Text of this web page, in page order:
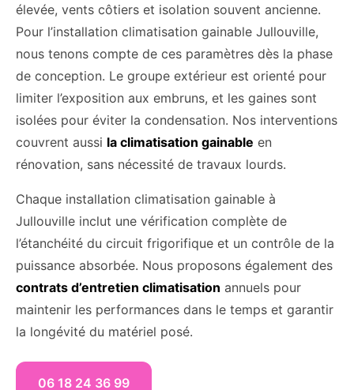
élevée, vents côtiers et isolation souvent ancienne.
Pour l’installation climatisation gainable Jullouville,
nous tenons compte de ces paramètres dès la phase
de conception. Le groupe extérieur est orienté pour
limiter l’exposition aux embruns, et les gaines sont
isolées pour éviter la condensation. Nos interventions
couvrent aussi la climatisation gainable en
rénovation, sans nécessité de travaux lourds.
Chaque installation climatisation gainable à
Jullouville inclut une vérification complète de
l’étanchéité du circuit frigorifique et un contrôle de la
puissance absorbée. Nous proposons également des
contrats d’entretien climatisation annuels pour
maintenir les performances dans le temps et garantir
la longévité du matériel posé.
06 18 24 36 99